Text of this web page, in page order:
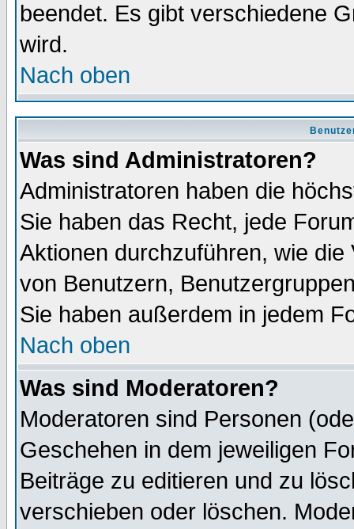
beendet. Es gibt verschiedene
wird.
Nach oben
Was sind Administratoren?
Administratoren haben die
Sie haben das Recht, jede
Aktionen durchzuführen, wie
von Benutzern,
Sie haben außerdem in jedem
Nach oben
Was sind Moderatoren?
Moderatoren sind Personen
Geschehen in dem jeweiligen
Beiträge zu editieren und zu
verschieben oder löschen.